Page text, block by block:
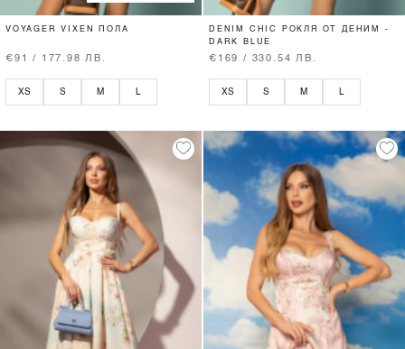
VOYAGER VIXEN ПОЛА
€91 / 177.98 ЛВ.
XS S M
DENIM CHIC РОКЛЯ ОТ ДЕНИМ -
DARK BLUE
€169 / 330.54 ЛВ.
XS S M